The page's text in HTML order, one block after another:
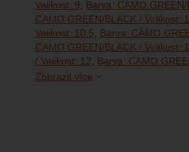
Velikost: 9
Barva: CAMO
CAMO GREEN/BLACK / Velikost:
Velikost: 10.5
Barva: CAMO
CAMO GREEN/BLACK / Velikost:
/ Velikost: 12
Barva: CAMO
Zobrazit více